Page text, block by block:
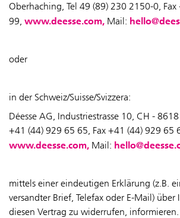
Oberhaching, Tel 49 (89) 230 2150-0, Fax
99, www.deesse.com, Mail:
oder
in der Schweiz/Suisse/Svizzera:
Déesse AG, Industriestrasse 10, CH -
+41 (44) 929 65 65, Fax +41 (44) 929 65
www.deesse.com, Mail:
mittels einer eindeutigen Erklärung (z.B.
versandter Brief, Telefax oder E-Mail) über
diesen Vertrag zu widerrufen,